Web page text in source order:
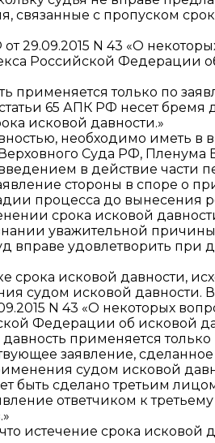
связанные с пропуском
29.09.2015 N 43 «О
Российской Федерации
применяется только по
65 АПК РФ несет бремя
исковой давности.»
необходимо иметь в
Суда РФ, Пленума
в действие части
стороны в споре о
процесса до вынесения
срока исковой
уважительной
вправе удовлетворить при
срока исковой давности,
судом исковой давности. В
N 43 «О некоторых
Федерации об исковой
применяется
заявление,
судом исковой
быть сделано третьим
ответчиком к
истечение срока исковой